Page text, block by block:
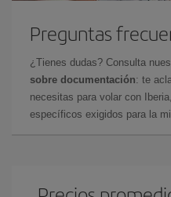
Preguntas
¿Tienes dudas? Consulta
sobre documentación: te
necesitas para volar con
específicos exigidos para la